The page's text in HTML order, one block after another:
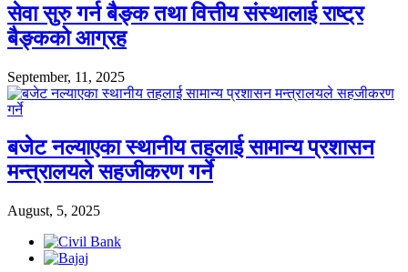
सेवा सुरु गर्न बैङ्क तथा वित्तीय संस्थालाई राष्ट्र
बैङ्कको आग्रह
September, 11, 2025
बजेट नल्याएका स्थानीय तहलाई सामान्य प्रशासन
मन्त्रालयले सहजीकरण गर्ने
August, 5, 2025